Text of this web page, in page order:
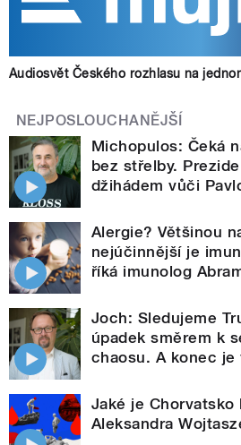
Audiosvět Českého rozhlasu na
NEJPOSLOUCHANĚJŠÍ
Michopulos: Čeká
bez střelby.
džihádem vůči
Alergie? Většinou
nejúčinnější je
říká imunolog
Joch: Sledujeme
úpadek směrem k
chaosu. A konec je
Jaké je Chorvatsko
Aleksandra